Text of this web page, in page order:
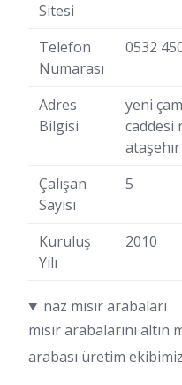
Sitesi
Telefon
Numarası
0532
Adres
Bilgisi
yeni
caddesi
Çalışan
Sayısı
5
Kuruluş
Yılı
2010
naz mısır arabaları
mısır arabalarını
arabası üretim